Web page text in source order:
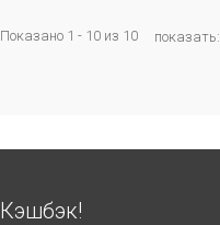
Показано 1 - 10 из 10 показать:
Кэшбэк!